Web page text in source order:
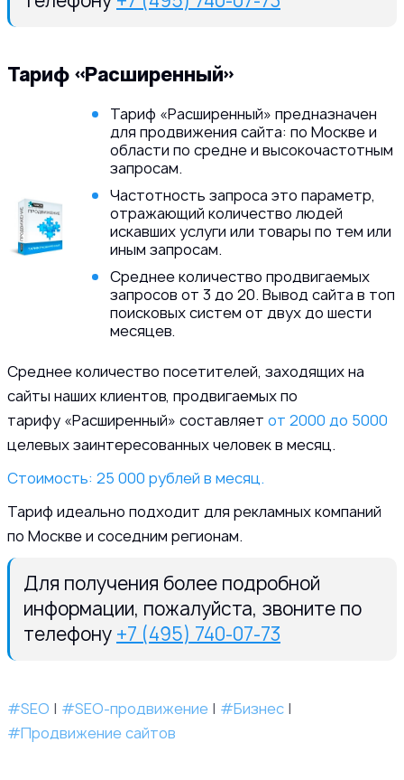
Тариф «Расширенный»
Тариф «Расширенный» предназначен
для продвижения сайта: по Москве и
области по средне и высокочастотным
запросам.
Частотность запроса это параметр,
отражающий количество людей
искавших услуги или товары по тем или
иным запросам.
Среднее количество продвигаемых
запросов от 3 до 20. Вывод сайта в топ
поисковых систем от двух до шести
месяцев.
Среднее количество посетителей, заходящих на
сайты наших клиентов, продвигаемых по
тарифу «Расширенный» составляет от 2000 до 5000
целевых заинтересованных человек в месяц.
Стоимость: 25 000 рублей в месяц.
Тариф идеально подходит для рекламных компаний
по Москве и соседним регионам.
Для получения более подробной
информации, пожалуйста, звоните по
телефону +7 (495) 740-07-73
#SEO | #SEO-продвижение | #Бизнес |
#Продвижение сайтов